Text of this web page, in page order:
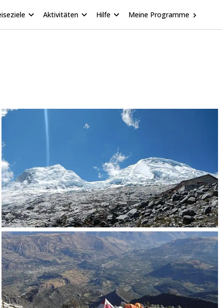
Aktivitäten Hilfe Meine Programme